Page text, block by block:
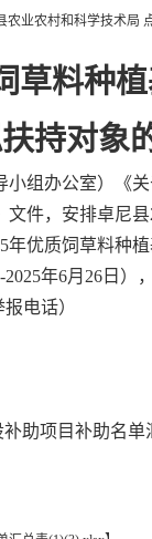
业农村和科学技术局
草料种
持对象
组办公室）《
件，安排卓尼
年优质饲草料种
年6月26日）
电话）
助项目补助名单